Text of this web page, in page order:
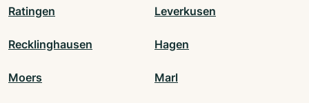
Ratingen Leverkusen
Recklinghausen Hagen
Moers Marl